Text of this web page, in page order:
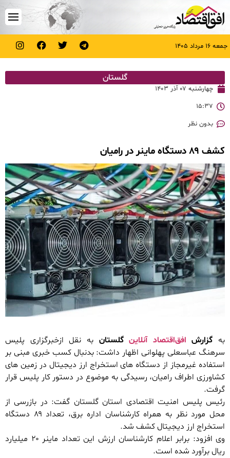
جمعه ۱۶ مرداد ۱۴۰۵
گلستان
چهارشنبه ۰۷ آذر ۱۴۰۳
۱۵:۳۷
بدون نظر
کشف ۸۹ دستگاه ماینر در رامیان
به گزارش افق‌اقتصاد آنلاینگلستان به نقل ازخبرگزاری پلیس
سرهنگ عباسعلی پهلوانی اظهار داشت: بدنبال کسب خبری مبنی بر
استفاده غیرمجاز از دستگاه های استخراج ارز دیجیتال در زمین های
کشاورزی اطراف رامیان، رسیدگی به موضوع در دستور کار پلیس قرار
گرفت.
رئیس پلیس امنیت اقتصادی استان گلستان گفت: در بازرسی از
محل مورد نظر به همراه کارشناسان اداره برق، تعداد ۸۹ دستگاه
استخراج ارز دیجیتال کشف شد.
وی افزود: برابر اعلام کارشناسان ارزش این تعداد ماینر ۲۰ میلیارد
ریال برآورد شده است.